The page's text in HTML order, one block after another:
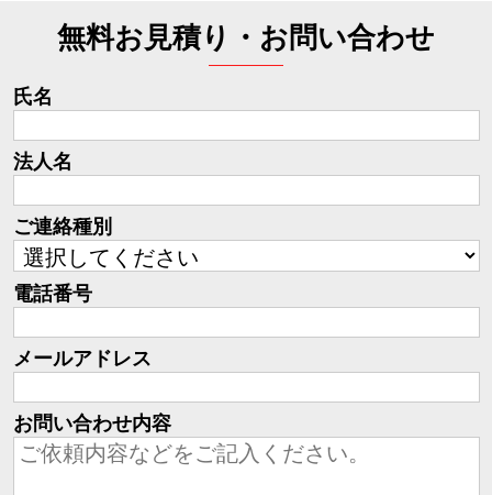
無料お見積り・お問い合わせ
氏名
法人名
ご連絡種別
電話番号
メールアドレス
お問い合わせ内容